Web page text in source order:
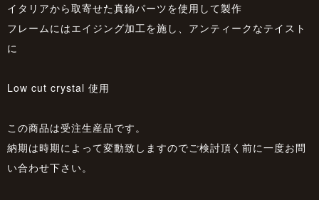
イタリアから取寄せた真鍮パーツを使用して製作
フレームにはエイジング加工を施し、アンティークなテイスト
に
Low cut crystal 使用
この商品は受注生産品です。
納期は時期によって変動致しますのでご検討頂く前に一度お問
い合わせ下さい。